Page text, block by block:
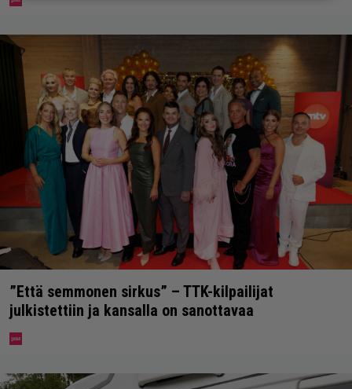
”Että semmonen sirkus” – TTK-kilpailijat
julkistettiin ja kansalla on sanottavaa